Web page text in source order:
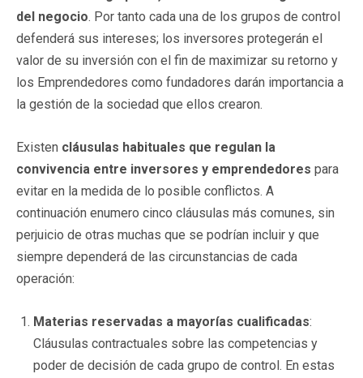
del negocio. Por tanto cada una de los grupos de control
defenderá sus intereses; los inversores protegerán el
valor de su inversión con el fin de maximizar su retorno y
los Emprendedores como fundadores darán importancia a
la gestión de la sociedad que ellos crearon.
Existen cláusulas habituales que regulan la
convivencia entre inversores y emprendedores para
evitar en la medida de lo posible conflictos. A
continuación enumero cinco cláusulas más comunes, sin
perjuicio de otras muchas que se podrían incluir y que
siempre dependerá de las circunstancias de cada
operación:
Materias reservadas a mayorías cualificadas:
Cláusulas contractuales sobre las competencias y
poder de decisión de cada grupo de control. En estas